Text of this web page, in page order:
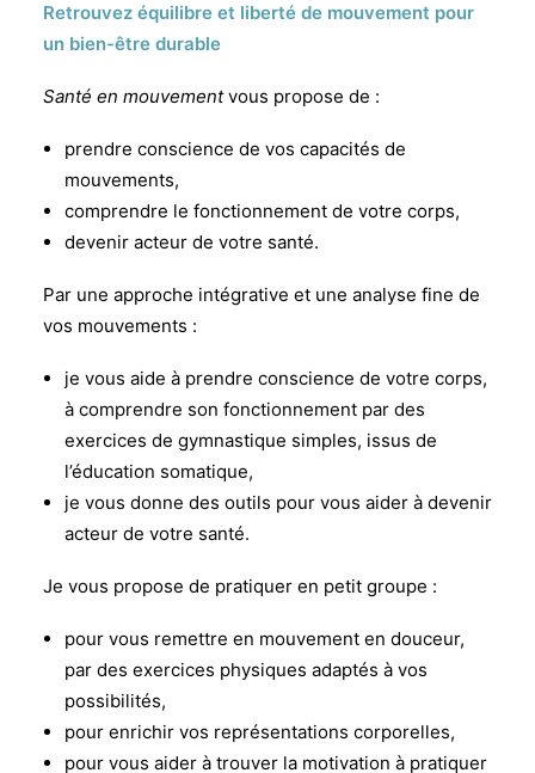
Retrouvez équilibre et liberté de mouvement pour
un bien-être durable
Santé en mouvementvous propose de :
prendre conscience de vos capacités de
mouvements,
comprendre le fonctionnement de votre corps,
devenir acteur de votre santé.
Par une approche intégrative et une analyse fine de
vos mouvements :
je vous aide à prendre conscience de votre corps,
à comprendre son fonctionnement par des
exercices de gymnastique simples, issus de
l’éducation somatique,
je vous donne des outils pour vous aider à devenir
acteur de votre santé.
Je vous propose de pratiquer en petit groupe :
pour vous remettre en mouvement en douceur,
par des exercices physiques adaptés à vos
possibilités,
pour enrichir vos représentations corporelles,
pour vous aider à trouver la motivation à pratiquer